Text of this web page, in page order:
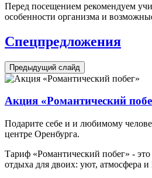
Перед посещением рекомендуем
особенности организма и
Спецпредложения
Предыдущий слайд
Акция «Романтический
Подарите себе и и любимому
центре Оренбурга.
Тариф «Романтический побег» -
отдыха для двоих: уют, атмосфера